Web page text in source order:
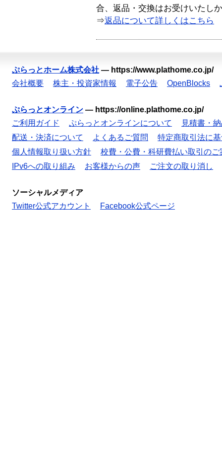
合、返品・交換はお受けいたし
⇒返品について詳しくはこちら
ぷらっとホーム株式会社 — https://www.plathome.co.jp/
会社概要
株主・投資家情報 電子公告 OpenBlocks
ぷらっとオンライン — https://online.plathome.co.jp/
ご利用ガイド
ぷらっとオンラインについて
見積書・
配送・決済について
よくあるご質問
特定商取引法に
個人情報取り扱い方針
校費・公費・科研費払い取引のご
IPv6への取り組み
お客様からの声 ご注文の取り消し
ソーシャルメディア
Twitter公式アカウント
Facebook公式ページ